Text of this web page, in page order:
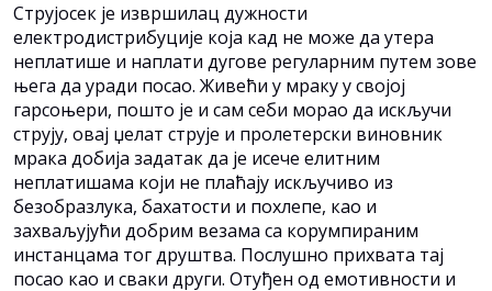
Струјосек је извршилац дужности
електродистрибуције која кад не може да утера
неплатише и наплати дугове регуларним путем зове
њега да уради посао. Живећи у мраку у својој
гарсоњери, пошто је и сам себи морао да искључи
струју, овај џелат струје и пролетерски виновник
мрака добија задатак да је исече елитним
неплатишама који не плаћају искључиво из
безобразлука, бахатости и похлепе, као и
захваљујући добрим везама са корумпираним
инстанцама тог друштва. Послушно прихвата тај
посао као и сваки други. Отуђен од емотивности и